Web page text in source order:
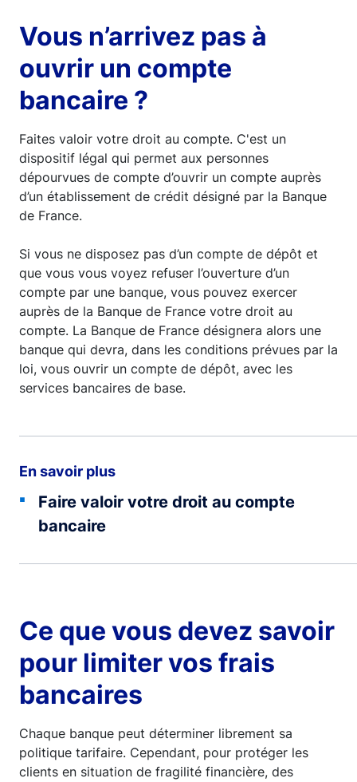
Vous n’arrivez pas à
ouvrir un compte
bancaire ?
Faites valoir votre droit au compte. C'est un
dispositif légal qui permet aux personnes
dépourvues de compte d’ouvrir un compte auprès
d’un établissement de crédit désigné par la Banque
de France.
Si vous ne disposez pas d’un compte de dépôt et
que vous vous voyez refuser l’ouverture d’un
compte par une banque, vous pouvez exercer
auprès de la Banque de France votre droit au
compte. La Banque de France désignera alors une
banque qui devra, dans les conditions prévues par la
loi, vous ouvrir un compte de dépôt, avec les
services bancaires de base.
En savoir plus
Faire valoir votre droit au compte
bancaire
Ce que vous devez savoir
pour limiter vos frais
bancaires
Chaque banque peut déterminer librement sa
politique tarifaire. Cependant, pour protéger les
clients en situation de fragilité financière, des